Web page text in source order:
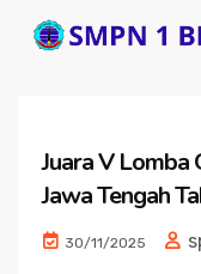
Juara V
Jawa Tengah
30/11/2025